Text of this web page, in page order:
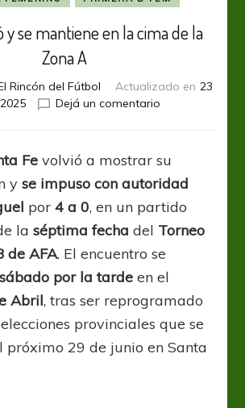
y se mantiene en la cima de la
Zona A
Rincón del Fútbol Actualizado en 23
Dejá un comentarioen
se
mantiene
en
cima
de
la
A
Fe volvió a mostrar su
yse impuso con autoridad
por4 a 0, en un partido
laséptima fecha del Torneo
de AFA. El encuentro se
sábado por la tarde en el
Abril, tras ser reprogramado
provinciales que se
próximo 29 de junio en Santa